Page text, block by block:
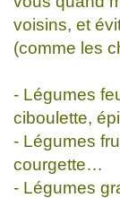
voisins, et
(comme les
- Légumes
ciboulette,
- Légumes
courgette…
- Légumes